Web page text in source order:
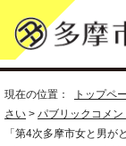
現在の位置： トップペ
さい > パブリックコメン
「第4次多摩市女と男